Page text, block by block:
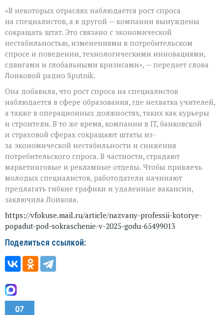
«В некоторых отраслях наблюдается рост спроса
на специалистов, а в другой — компании вынуждены
сокращать штат. Это связано с экономической
нестабильностью, изменениями в потребительском
спросе и поведении, технологическими инновациями,
сдвигами и глобальными кризисами», — передает слова
Лоиковой радио Sputnik.
Она добавила, что рост спроса на специалистов
наблюдается в сфере образования, где нехватка учителей,
а также в операционных должностях, таких как курьеры
и строители. В то же время, компании в IT, банковской
и страховой сферах сокращают штаты из-
за экономической нестабильности и снижения
потребительского спроса. В частности, страдают
маркетинговые и рекламные отделы. Чтобы привлечь
молодых специалистов, работодатели начинают
предлагать гибкие графики и удаленные вакансии,
заключила Лоикова.
https://vfokuse.mail.ru/article/nazvany-professii-kotorye-
popadut-pod-sokraschenie-v-2025-godu-65499013
Поделиться ссылкой:
07